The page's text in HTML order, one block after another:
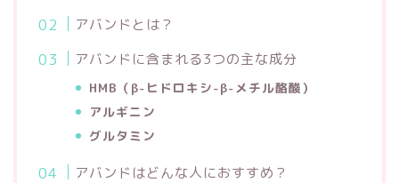
アバンドとは？
アバンドに含まれる3つの主な成分
HMB（β-ヒドロキシ-β-メチル酪酸）
アルギニン
グルタミン
アバンドはどんな人におすすめ？